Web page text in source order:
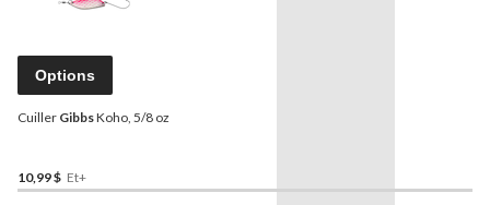
Options
Cuiller GibbsKoho, 5/8 oz
10,99 $ Et+